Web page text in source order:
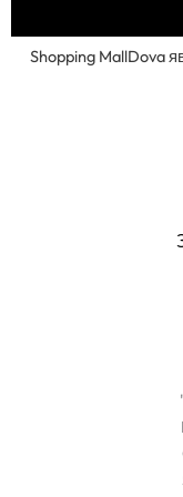
Shopping MallDova